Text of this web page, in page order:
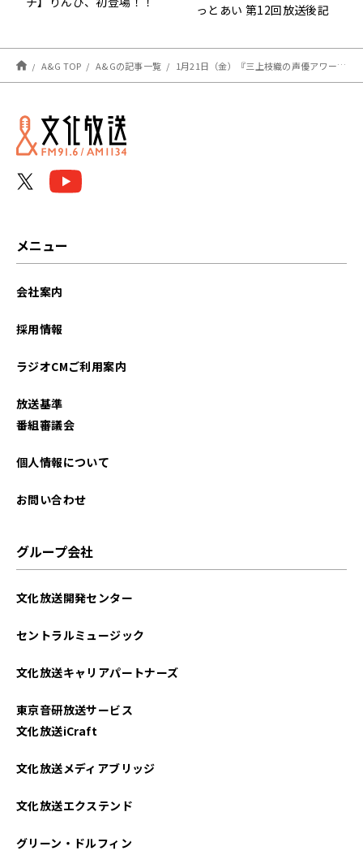
っとあい 第12回放送後記
A&G TOP A&Gの記事一覧 1月21日（金）『三上枝織の声優アワード イントロダクション#1』の放送が決定
メニュー
会社案内
採用情報
ラジオCMご利用案内
放送基準
番組審議会
個人情報について
お問い合わせ
グループ会社
文化放送開発センター
セントラルミュージック
文化放送キャリアパートナーズ
東京音研放送サービス
文化放送iCraft
文化放送メディアブリッジ
文化放送エクステンド
グリーン・ドルフィン